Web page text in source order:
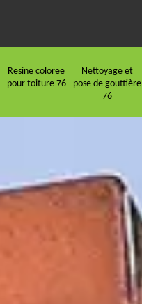
Resine coloree
pour toiture 76
Nettoyage et
pose de gouttière
76